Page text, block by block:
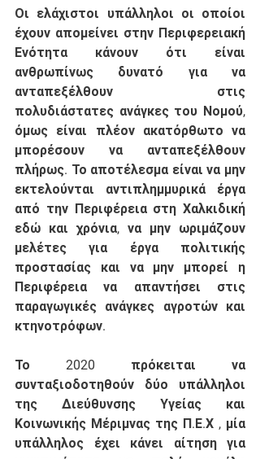
Οι ελάχιστοι υπάλληλοι οι οποίοι
έχουν απομείνει στην Περιφερειακή
Ενότητα κάνουν ότι είναι
ανθρωπίνως δυνατό για να
ανταπεξέλθουν στις
πολυδιάστατες ανάγκες του Νομού,
όμως είναι πλέον ακατόρθωτο να
μπορέσουν να ανταπεξέλθουν
πλήρως. Το αποτέλεσμα είναι να μην
εκτελούνται αντιπλημμυρικά έργα
από την Περιφέρεια στη Χαλκιδική
εδώ και χρόνια, να μην ωριμάζουν
μελέτες για έργα πολιτικής
προστασίας και να μην μπορεί η
Περιφέρεια να απαντήσει στις
παραγωγικές ανάγκες αγροτών και
κτηνοτρόφων.
Το 2020 πρόκειται να
συνταξιοδοτηθούν δύο υπάλληλοι
της Διεύθυνσης Υγείας και
Κοινωνικής Μέριμνας της Π.Ε.Χ , μία
υπάλληλος έχει κάνει αίτηση για